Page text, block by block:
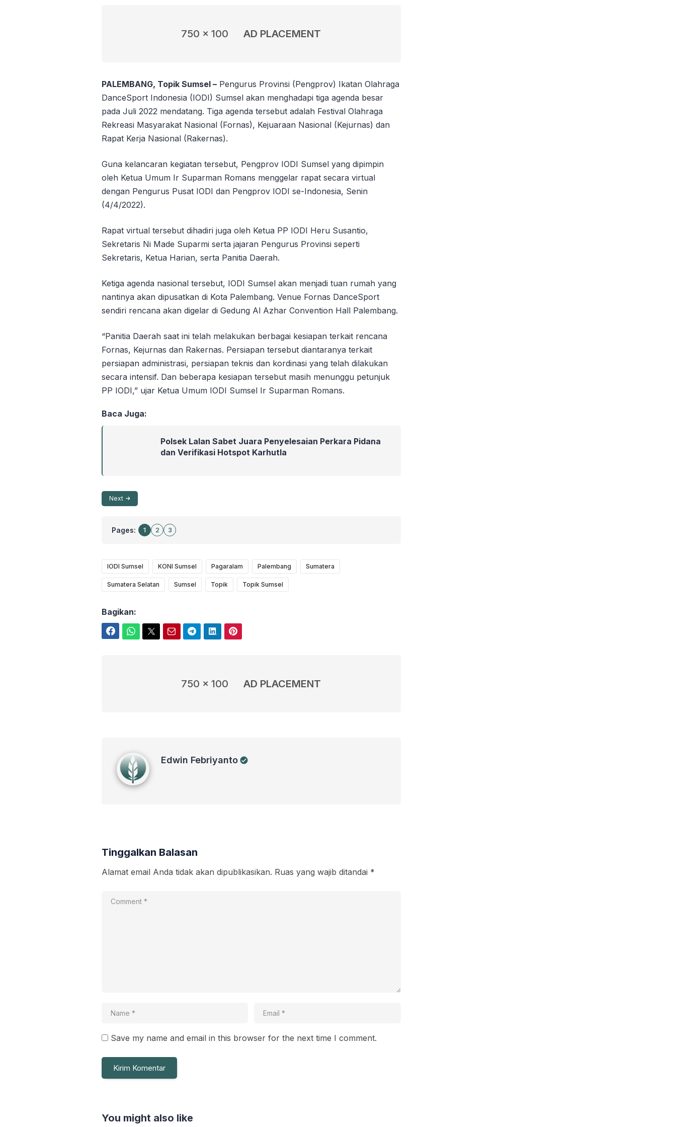
750 x 100 AD PLACEMENT
PALEMBANG, Topik Sumsel – Pengurus Provinsi (Pengprov) Ikatan Olahraga
DanceSport Indonesia (IODI) Sumsel akan menghadapi tiga agenda besar
pada Juli 2022 mendatang. Tiga agenda tersebut adalah Festival Olahraga
Rekreasi Masyarakat Nasional (Fornas), Kejuaraan Nasional (Kejurnas) dan
Rapat Kerja Nasional (Rakernas).
Guna kelancaran kegiatan tersebut, Pengprov IODI Sumsel yang dipimpin
oleh Ketua Umum Ir Suparman Romans menggelar rapat secara virtual
dengan Pengurus Pusat IODI dan Pengprov IODI se-Indonesia, Senin
(4/4/2022).
Rapat virtual tersebut dihadiri juga oleh Ketua PP IODI Heru Susantio,
Sekretaris Ni Made Suparmi serta jajaran Pengurus Provinsi seperti
Sekretaris, Ketua Harian, serta Panitia Daerah.
Ketiga agenda nasional tersebut, IODI Sumsel akan menjadi tuan rumah yang
nantinya akan dipusatkan di Kota Palembang. Venue Fornas DanceSport
sendiri rencana akan digelar di Gedung Al Azhar Convention Hall Palembang.
“Panitia Daerah saat ini telah melakukan berbagai kesiapan terkait rencana
Fornas, Kejurnas dan Rakernas. Persiapan tersebut diantaranya terkait
persiapan administrasi, persiapan teknis dan kordinasi yang telah dilakukan
secara intensif. Dan beberapa kesiapan tersebut masih menunggu petunjuk
PP IODI,” ujar Ketua Umum IODI Sumsel Ir Suparman Romans.
Baca Juga:
Polsek Lalan Sabet Juara Penyelesaian Perkara Pidana
dan Verifikasi Hotspot Karhutla
Next
Pages: 1 2 3
IODI Sumsel KONI Sumsel Pagaralam Palembang Sumatera
Sumatera Selatan Sumsel Topik Topik Sumsel
Bagikan:
750 x 100 AD PLACEMENT
Edwin Febriyanto
Tinggalkan Balasan
Alamat email Anda tidak akan dipublikasikan. Ruas yang wajib ditandai *
Save my name and email in this browser for the next time I comment.
You might also like